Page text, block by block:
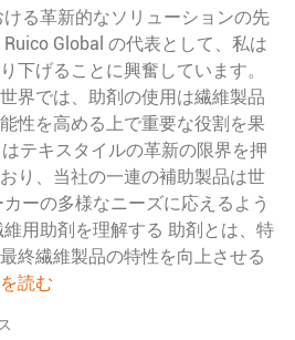
る革新的なソリューションの先
Global の代表として、私は
下げることに興奮しています。
界では、助剤の使用は繊維製品
性を高める上で重要な役割を果
テキスタイルの革新の限界を押
り、当社の一連の補助製品は世
ーの多様なニーズに応えるよう
用助剤を理解する 助剤とは、特
終繊維製品の特性を向上させる
読む